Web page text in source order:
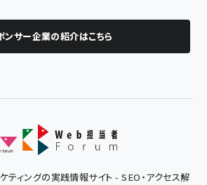
ンサー企業の紹介はこちら
ティングの実践情報サイト - SEO・アクセス解